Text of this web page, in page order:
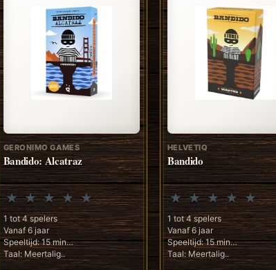
GERONIMO GAMES
Bandido: Alcatraz
1 tot 4 spelers
Vanaf 6 jaar
Speeltijd: 15 min
Taal: Meertalig..
HELVETIQ
Bandido
1 tot 4 spelers
Vanaf 6 jaar
Speeltijd: 15 min
Taal: Meertalig..